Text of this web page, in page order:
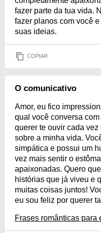
fazer parte da tua vida.
fazer planos com você
suas ideias.
COPIAR
O comunicativo
Amor, eu fico
qual você conversa
querer te ouvir cada
sobre a minha vida.
simpática e possui um
vez mais sentir o
apaixonadas. Quero
histórias que já viveu e
muitas coisas juntos!
eu sou feliz por querer
Frases românticas para